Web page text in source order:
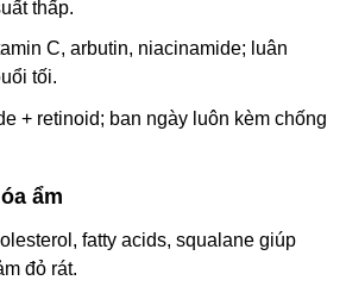
thấp.
C, arbutin, niacinamide; luân
tối.
+ retinoid; ban ngày luôn kèm chống
ẩm
fatty acids, squalane giúp
đỏ rát.